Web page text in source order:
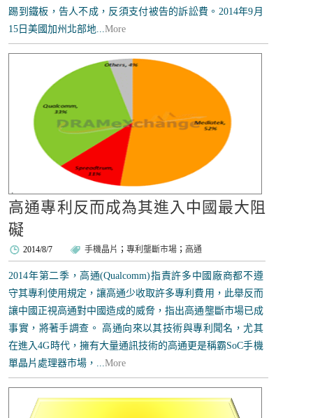
踢到鐵板，告人不成，反須支付被告的訴訟費。2014年9月
15日美國加州北部地...More
高通專利反而成為其進入中國最大阻
礙
2014/8/7 手機晶片 ；專利壟斷市場 ； 高通
2014年第二季，高通(Qualcomm)指責許多中國廠商都不遵
守其專利使用規定，讓高通少收取許多專利費用，此舉反而
讓中國正視高通對中國造成的威脅，指出高通壟斷市場已成
事實，將著手調查。 高通向來以其技術與專利聞名，尤其
在進入4G時代，擁有大量通訊技術的高通更是稱霸SoC手機
單晶片處理器市場，...More